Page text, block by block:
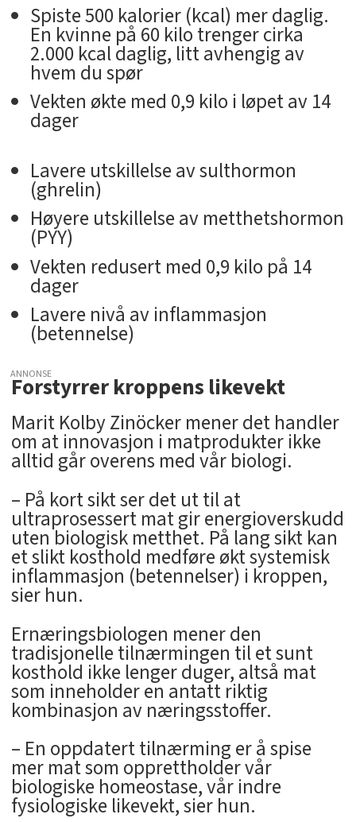
Spiste 500 kalorier (kcal) mer daglig.
En kvinne på 60 kilo trenger cirka
2.000 kcal daglig, litt avhengig av
hvem du spør
Vekten økte med 0,9 kilo i løpet av 14
dager
Lavere utskillelse av sulthormon
(ghrelin)
Høyere utskillelse av metthetshormon
(PYY)
Vekten redusert med 0,9 kilo på 14
dager
Lavere nivå av inflammasjon
(betennelse)
ANNONSE
Forstyrrer kroppens likevekt
Marit Kolby Zinöcker mener det handler
om at innovasjon i matprodukter ikke
alltid går overens med vår biologi.
– På kort sikt ser det ut til at
ultraprosessert mat gir energioverskudd
uten biologisk metthet. På lang sikt kan
et slikt kosthold medføre økt systemisk
inflammasjon (betennelser) i kroppen,
sier hun.
Ernæringsbiologen mener den
tradisjonelle tilnærmingen til et sunt
kosthold ikke lenger duger, altså mat
som inneholder en antatt riktig
kombinasjon av næringsstoffer.
– En oppdatert tilnærming er å spise
mer mat som opprettholder vår
biologiske homeostase, vår indre
fysiologiske likevekt, sier hun.